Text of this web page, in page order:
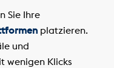
Sie Ihre
platzieren.
und
wenigen Klicks